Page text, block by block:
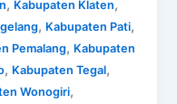
, Kabupaten Klaten,
, Kabupaten Pati,
Pemalang, Kabupaten
, Kabupaten Tegal,
Wonogiri,